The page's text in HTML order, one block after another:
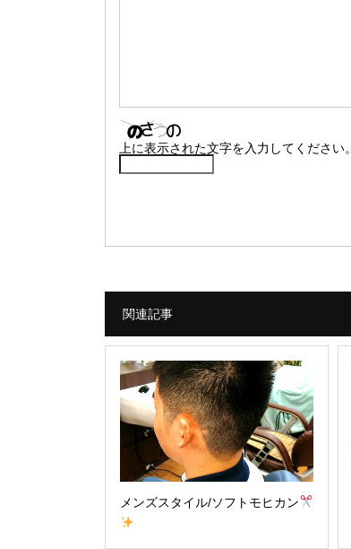
上に表示された文字を入力してください。
関連記事
メンズスタイル/ソフトモヒカン